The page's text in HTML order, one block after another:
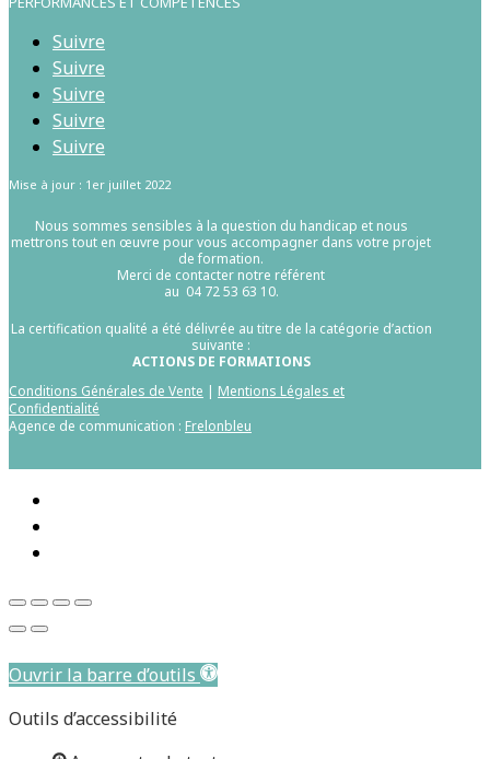
Suivre
Suivre
Suivre
Suivre
Suivre
Mise à jour : 1er juillet 2022
Nous sommes sensibles à la question du handicap et nous
mettrons tout en œuvre pour vous accompagner dans votre projet
de formation.
Merci de contacter notre référent
au 04 72 53 63 10.
La certification qualité a été délivrée au titre de la catégorie d’action
suivante :
ACTIONS DE FORMATIONS
Conditions Générales de Vente | Mentions Légales et
Confidentialité
Agence de communication : Frelonbleu
Ouvrir la barre d’outils
Outils d’accessibilité